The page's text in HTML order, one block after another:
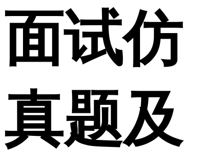
面试仿
真题及